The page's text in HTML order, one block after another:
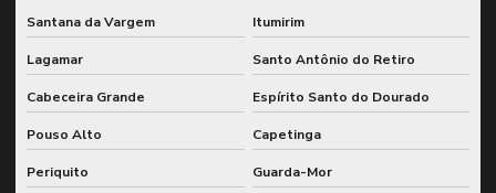
Santana da Vargem Itumirim
Lagamar Santo Antônio do Retiro
Cabeceira Grande Espírito Santo do Dourado
Pouso Alto Capetinga
Periquito Guarda-Mor